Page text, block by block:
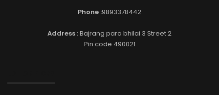
Phone :9893378442
Address :Bajrang para bhilai 3 Street 2
Pin code 490021